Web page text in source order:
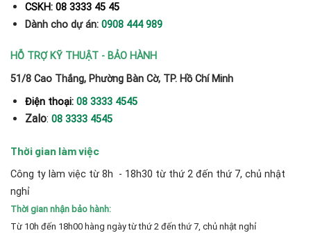
CSKH: 08 3333 45 45
Dành cho dự án: 0908 444 989
HỖ TRỢ KỸ THUẬT - BẢO HÀNH
51/8 Cao Thắng, Phường Bàn Cờ, TP. Hồ Chí Minh
Điện thoại: 08 3333 4545
Zalo: 08 3333 4545
Thời gian làm việc
Công ty làm việc từ 8h - 18h30 từ thứ 2 đến thứ 7, chủ nhật
nghỉ
Thời gian nhận bảo hành:
Từ 10h đến 18h00 hàng ngày từ thứ 2 đến thứ 7, chủ nhật nghỉ